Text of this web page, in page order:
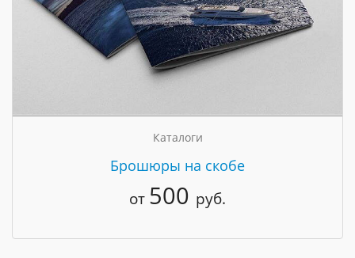
Каталоги
Брошюры на скобе
от 500 руб.